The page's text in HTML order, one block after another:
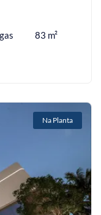
83 m²
Na Planta